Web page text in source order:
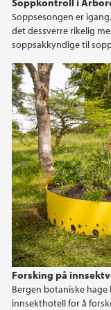
Soppsesongen er
det dessverre rikelig
soppsakkyndige til
Forsking på
Bergen botaniske
innsekthotell for å